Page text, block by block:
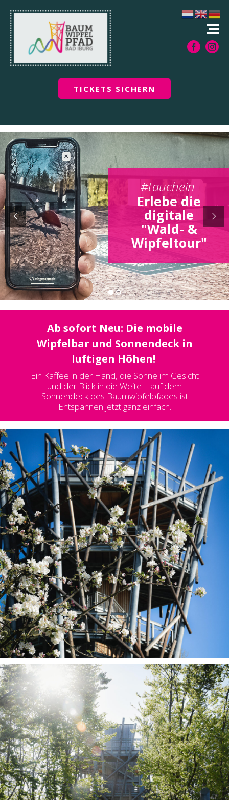
TICKETS SICHERN
#tauchein
Erlebe die
digitale
"Wald- &
Wipfeltour"
Ab sofort Neu: Die mobile
Wipfelbar und Sonnendeck in
luftigen Höhen!
Ein Kaffee in der Hand, die Sonne im Gesicht
und der Blick in die Weite – auf dem
Sonnendeck des Baumwipfelpfades ist
Entspannen jetzt ganz einfach.